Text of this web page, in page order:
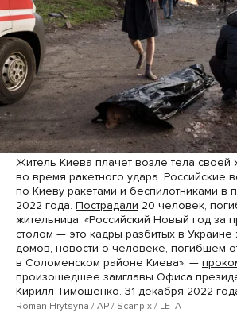
Житель Киева плачет возле тела
во время ракетного удара. Российские
по Киеву ракетами и беспилотниками в
2022 года. Пострадали 20 человек,
жительница. «Российский Новый год за
столом — это кадры разбитых в
домов, новости о человеке, погибшем
в Соломенском районе Киева», —
произошедшее замглавы Офиса
Кирилл Тимошенко. 31 декабря 2022
Roman Hrytsyna / AP / Scanpix / LETA